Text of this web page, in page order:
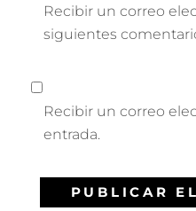
Recibir un correo
siguientes
Recibir un correo
entrada.